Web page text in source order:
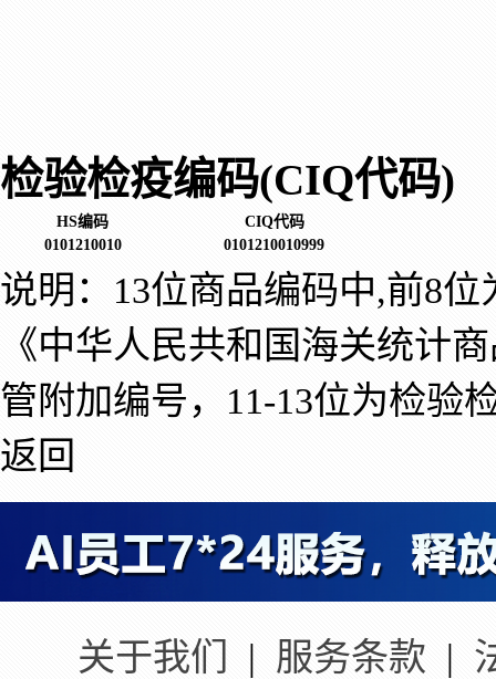
检验检疫编码(CIQ代码)
HS编码
CIQ代码
0101210010
0101210010999
说明：13位商品编码中,前8
《中华人民共和国海关统计
管附加编号，11-13位为检验
返回
关于我们 | 服务条款 |